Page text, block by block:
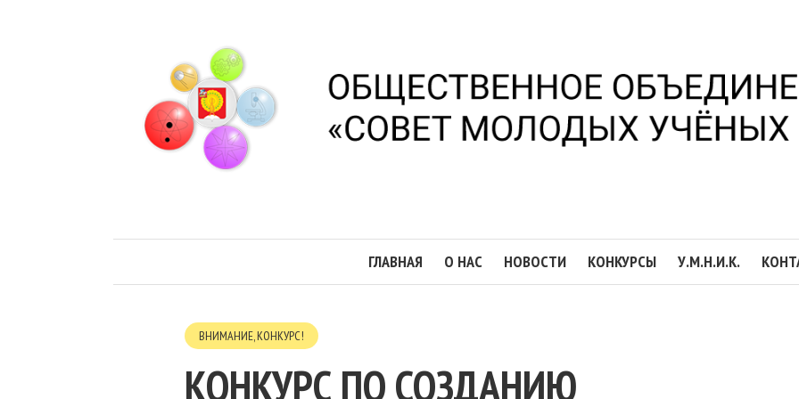
ГЛАВНАЯ О НАС НОВОСТИ КОНКУРСЫ У.М.Н.И.К.
ВНИМАНИЕ, КОНКУРС!
КОНКУРС ПО СОЗДАНИЮ